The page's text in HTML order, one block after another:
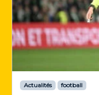
Actualités football